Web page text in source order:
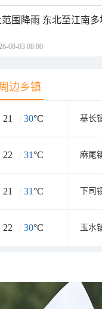
围降雨 东北至江南
08-03 08:00
边乡镇
21 / 30°C 基长
22 / 31°C 麻尾
21 / 31°C 下司
22 / 30°C 玉水